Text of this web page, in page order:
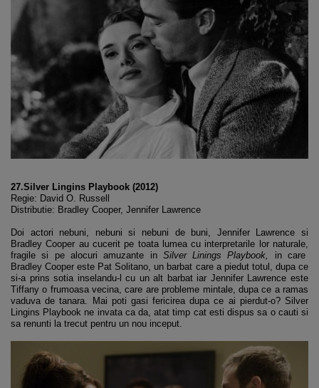
27.Silver Lingins Playbook (2012)
Regie: David O. Russell
Distributie: Bradley Cooper, Jennifer Lawrence
Doi actori nebuni, nebuni si nebuni de buni, Jennifer Lawrence si
Bradley Cooper au cucerit pe toata lumea cu interpretarile lor naturale,
fragile si pe alocuri amuzante in Silver Linings Playbook, in care
Bradley Cooper este Pat Solitano, un barbat care a piedut totul, dupa ce
si-a prins sotia inselandu-l cu un alt barbat iar Jennifer Lawrence este
Tiffany o frumoasa vecina, care are probleme mintale, dupa ce a ramas
vaduva de tanara. Mai poti gasi fericirea dupa ce ai pierdut-o? Silver
Lingins Playbook ne invata ca da, atat timp cat esti dispus sa o cauti si
sa renunti la trecut pentru un nou inceput.